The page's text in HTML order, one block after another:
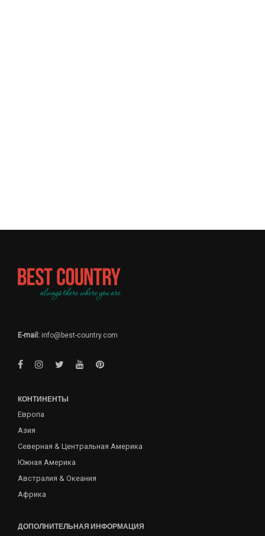
E-mail: info@best-country.com
КОНТИНЕНТЫ
Европа
Азия
Северная & Центральная Америка
Южная Америка
Австралия & Океания
Африка
ДОПОЛНИТЕЛЬНАЯ ИНФОРМАЦИЯ